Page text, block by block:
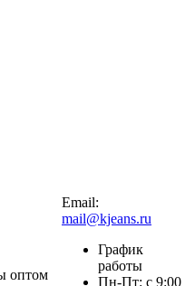
оптом
Email:
mail@kjeans.ru
График
работы
Пн-Пт: с 9:00